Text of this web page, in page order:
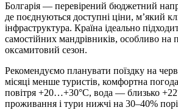
Болгарія — перевірений бюджетний
де поєднуються доступні ціни, м’який
інфраструктура. Країна ідеально
самостійних мандрівників, особливо на
оксамитовий сезон.
Рекомендуємо планувати поїздку на
місяці менше туристів, комфортна
повітря +20…+30°C, вода — близько
проживання і тури нижчі на 30–40%